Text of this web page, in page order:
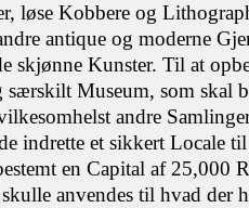
løse Kobbere og
antique og moderne
skjønne Kunster. Til at
særskilt Museum, som
andre
indrette et sikkert Locale
en Capital af 25,000
anvendes til hvad der